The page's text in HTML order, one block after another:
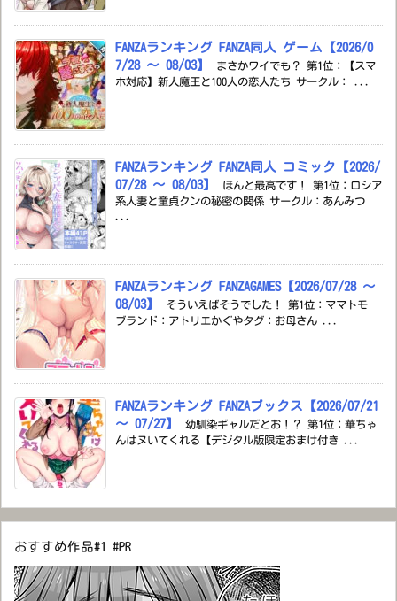
FANZAランキング FANZA同人 ゲーム【2026/0
7/28 ～ 08/03】
まさかワイでも？ 第1位：【スマ
ホ対応】新人魔王と100人の恋人たち サークル： ...
FANZAランキング FANZA同人 コミック【2026/
07/28 ～ 08/03】
ほんと最高です！ 第1位：ロシア
系人妻と童貞クンの秘密の関係 サークル：あんみつ
...
FANZAランキング FANZAGAMES【2026/07/28 ～
08/03】
そういえばそうでした！ 第1位：ママトモ
ブランド：アトリエかぐやタグ：お母さん ...
FANZAランキング FANZAブックス【2026/07/21
～ 07/27】
幼馴染ギャルだとお！？ 第1位：華ちゃ
んはヌいてくれる【デジタル版限定おまけ付き ...
おすすめ作品#1 #PR